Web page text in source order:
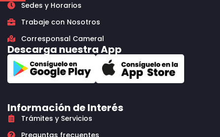
Sedes y Horarios
Trabaje con Nosotros
Corresponsal Cameral
Descarga nuestra App
Información de Interés
Trámites y Servicios
Preguntas frecuentes